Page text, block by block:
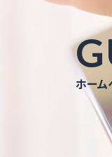
ホーム